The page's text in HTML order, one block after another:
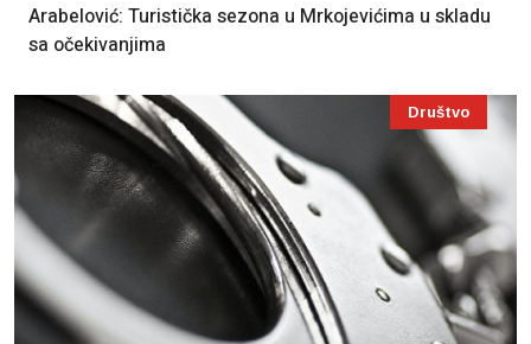
Arabelović: Turistička sezona u Mrkojevićima u skladu
sa očekivanjima
Društvo